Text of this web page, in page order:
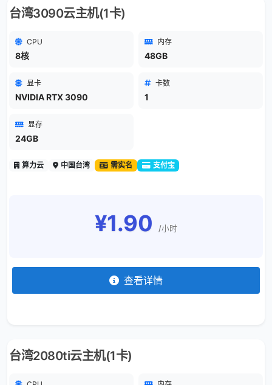
台湾3090云主机(1卡)
CPU
8核
内存
48GB
显卡
NVIDIA RTX 3090
卡数
1
显存
24GB
算力云 中国台湾 需实名 支付宝
¥1.90 /小时
查看详情
台湾2080ti云主机(1卡)